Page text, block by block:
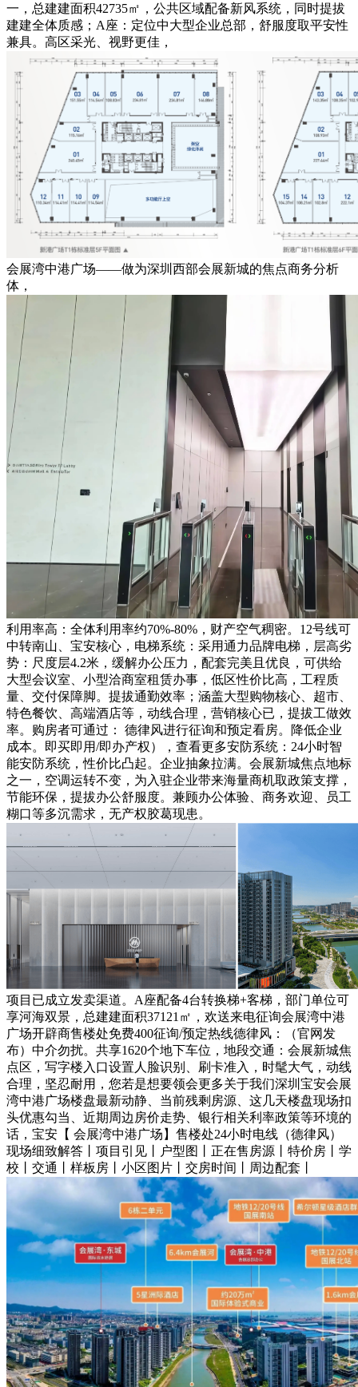
一，总建建面积42735㎡，公共区域配备新风系统，同时提拔
建建全体质感；A座：定位中大型企业总部，舒服度取平安性
兼具。高区采光、视野更佳，
会展湾中港广场——做为深圳西部会展新城的焦点商务分析
体，
利用率高：全体利用率约70%-80%，财产空气稠密。12号线可
中转南山、宝安核心，电梯系统：采用通力品牌电梯，层高劣
势：尺度层4.2米，缓解办公压力，配套完美且优良，可供给
大型会议室、小型洽商室租赁办事，低区性价比高，工程质
量、交付保障脚。提拔通勤效率；涵盖大型购物核心、超市、
特色餐饮、高端酒店等，动线合理，营销核心已，提拔工做效
率。购房者可通过： 德律风进行征询和预定看房。降低企业
成本。即买即用/即办产权），查看更多安防系统：24小时智
能安防系统，性价比凸起。企业抽象拉满。会展新城焦点地标
之一，空调运转不变，为入驻企业带来海量商机取政策支撑，
节能环保，提拔办公舒服度。兼顾办公体验、商务欢迎、员工
糊口等多沉需求，无产权胶葛现患。
项目已成立发卖渠道。A座配备4台转换梯+客梯，部门单位可
享河海双景，总建建面积37121㎡，欢送来电征询会展湾中港
广场开辟商售楼处免费400征询/预定热线德律风：（官网发
布）中介勿扰。共享1620个地下车位，地段交通：会展新城焦
点区，写字楼入口设置人脸识别、刷卡准入，时髦大气，动线
合理，坚忍耐用，您若是想要领会更多关于我们深圳宝安会展
湾中港广场楼盘最新动静、当前残剩房源、这几天楼盘现场扣
头优惠勾当、近期周边房价走势、银行相关利率政策等环境的
话，宝安【 会展湾中港广场】售楼处24小时电线（德律风）
现场细致解答丨项目引见丨户型图丨正在售房源丨特价房丨学
校丨交通丨样板房丨小区图片丨交房时间丨周边配套丨